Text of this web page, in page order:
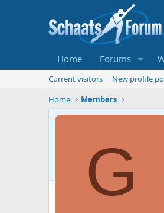
Home Forums
Current visitors New profile
Home
Members
G